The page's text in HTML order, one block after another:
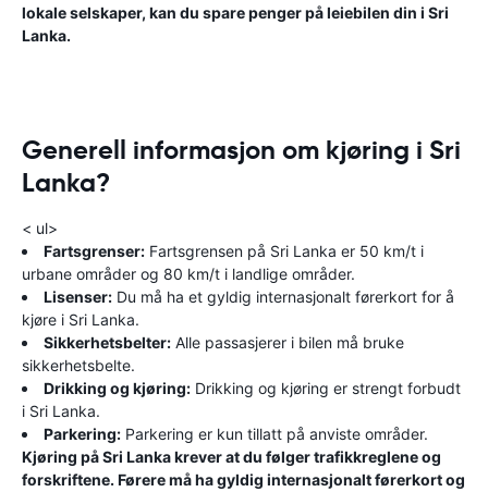
lokale selskaper, kan du spare penger på leiebilen din i Sri
Lanka.
Generell informasjon om kjøring i Sri
Lanka?
< ul>
Fartsgrenser: Fartsgrensen på Sri Lanka er 50 km/t i
urbane områder og 80 km/t i landlige områder.
Lisenser: Du må ha et gyldig internasjonalt førerkort for å
kjøre i Sri Lanka.
Sikkerhetsbelter: Alle passasjerer i bilen må bruke
sikkerhetsbelte.
Drikking og kjøring: Drikking og kjøring er strengt forbudt
i Sri Lanka.
Parkering: Parkering er kun tillatt på anviste områder.
Kjøring på Sri Lanka krever at du følger trafikkreglene og
forskriftene. Førere må ha gyldig internasjonalt førerkort og